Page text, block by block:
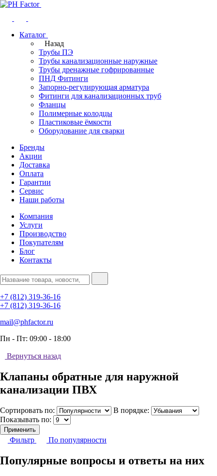
Каталог
Назад
Трубы ПЭ
Трубы канализационные наружные
Трубы дренажные гофрированные
ПНД Фитинги
Запорно-регулирующая арматура
Фитинги для канализационных труб
Фланцы
Полимерные колодцы
Пластиковые ёмкости
Оборудование для сварки
Бренды
Акции
Доставка
Оплата
Гарантии
Сервис
Наши работы
Компания
Услуги
Производство
Покупателям
Блог
Контакты
+7 (812) 319-36-16
+7 (812) 319-36-16
mail@phfactor.ru
Пн - Пт: 09:00 - 18:00
Вернуться назад
Клапаны обратные для наружной
канализации ПВХ
Сортировать по:
В порядке:
Показывать по:
Применить
Фильтр По популярности
Популярные вопросы и ответы на них